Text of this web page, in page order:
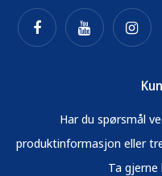
Har du spørsmål
produktinformasjon eller
Ta